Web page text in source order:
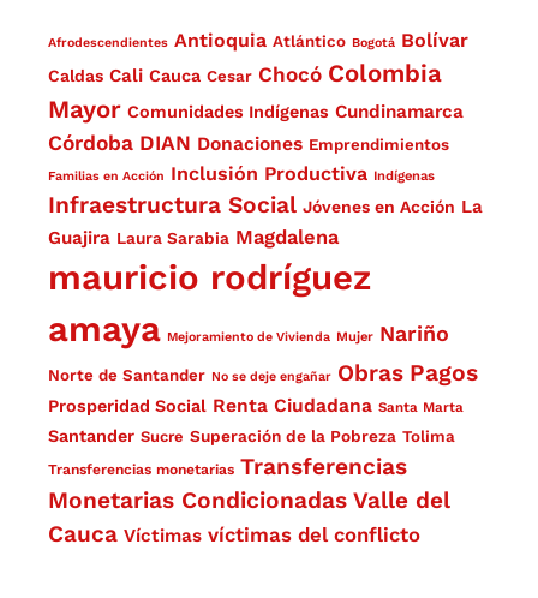
Afrodescendientes Antioquia Atlántico Bogotá Bolívar
Caldas Cali Cauca Cesar Chocó Colombia
Mayor Comunidades Indígenas Cundinamarca
Córdoba DIAN Donaciones Emprendimientos
Familias en Acción Inclusión Productiva Indígenas
Infraestructura Social Jóvenes en Acción La
Guajira Laura Sarabia Magdalena
mauricio rodríguez
amaya Mejoramiento de Vivienda Mujer Nariño
Norte de Santander No se deje engañar Obras Pagos
Prosperidad Social Renta Ciudadana Santa Marta
Santander Sucre Superación de la Pobreza Tolima
Transferencias monetarias Transferencias
Monetarias Condicionadas Valle del
Cauca Víctimas víctimas del conflicto